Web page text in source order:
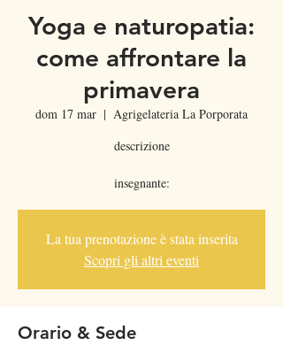
Yoga e naturopatia:
come affrontare la
primavera
dom 17 mar
  |
Agrigelateria La Porporata
descrizione
insegnante:
La tua prenotazione è stata inserita
Scopri gli altri eventi
Orario & Sede